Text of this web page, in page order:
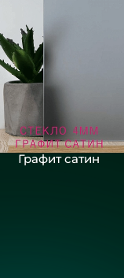
Графит сатин